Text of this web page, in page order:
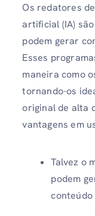
Os redatores
artificial (IA)
podem gerar
Esses
maneira como
tornando-os
original de alta
vantagens em
Talvez o
podem